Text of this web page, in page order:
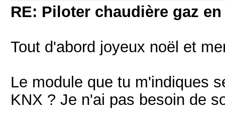
RE: Piloter chaudière gaz en
Tout d'abord joyeux noël et
Le module que tu m'indiques
KNX ? Je n'ai pas besoin de